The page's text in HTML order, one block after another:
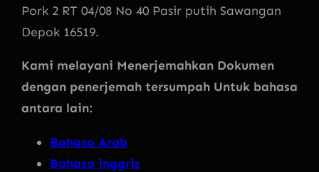
Pork 2 RT 04/08 No 40 Pasir putih Sawangan
Depok 16519.
Kami melayani Menerjemahkan Dokumen
dengan penerjemah tersumpah Untuk bahasa
antara lain:
Bahasa Arab
Bahasa inggris